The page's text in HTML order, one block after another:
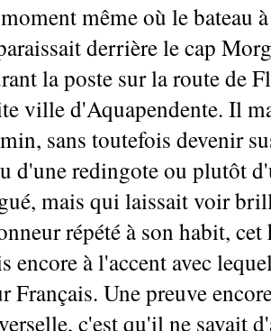
même où le bateau
derrière le cap
la poste sur la route de
ville d'Aquapendente. Il
sans toutefois devenir
d'une redingote ou plutôt
mais qui laissait voir
répété à son habit,
encore à l'accent avec
Français. Une preuve
c'est qu'il ne savait